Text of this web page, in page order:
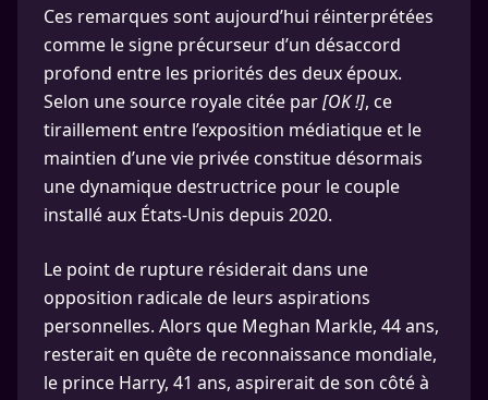
Ces remarques sont aujourd’hui réinterprétées
comme le signe précurseur d’un désaccord
profond entre les priorités des deux époux.
Selon une source royale citée par[OK !], ce
tiraillement entre l’exposition médiatique et le
maintien d’une vie privée constitue désormais
une dynamique destructrice pour le couple
installé aux États-Unis depuis 2020.
Le point de rupture résiderait dans une
opposition radicale de leurs aspirations
personnelles. Alors que Meghan Markle, 44 ans,
resterait en quête de reconnaissance mondiale,
le prince Harry, 41 ans, aspirerait de son côté à